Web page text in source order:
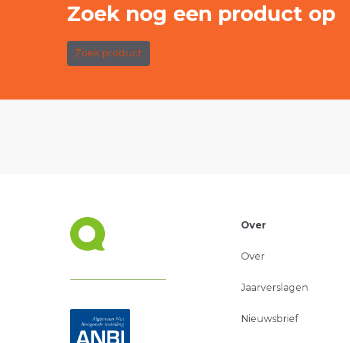
Zoek nog een product op
Zoek product
Over
Over
Jaarverslagen
Nieuwsbrief